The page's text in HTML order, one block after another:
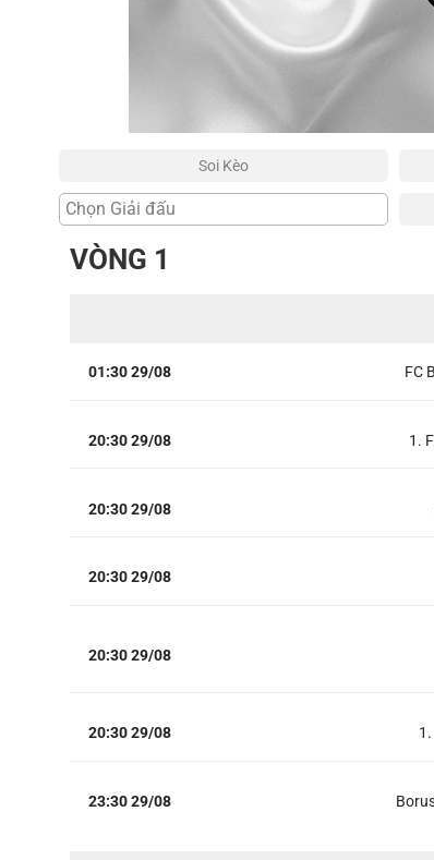
Soi Kèo
VÒNG 1
01:30 29/08 FC
20:30 29/08 1.
20:30 29/08
20:30 29/08
20:30 29/08
20:30 29/08
23:30 29/08